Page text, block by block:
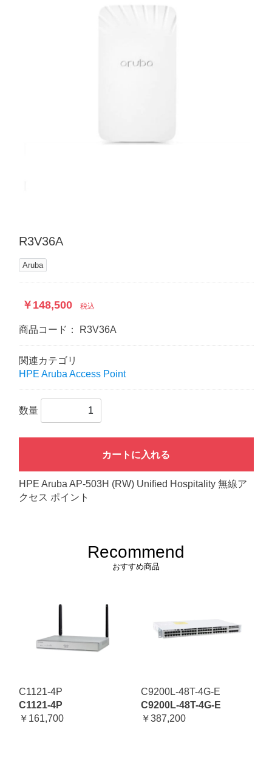
R3V36A
Aruba
￥148,500 税込
商品コード： R3V36A
関連カテゴリ
HPE Aruba Access Point
数量
カートに入れる
HPE Aruba AP-503H (RW) Unified Hospitality 無線ア
クセス ポイント
Recommend
おすすめ商品
C1121-4P
C1121-4P
￥161,700
C9200L-48T-4G-E
C9200L-48T-4G-E
￥387,200